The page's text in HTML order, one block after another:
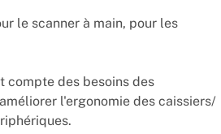
le scanner à main, pour les
compte des besoins des
l'ergonomie des caissiers/